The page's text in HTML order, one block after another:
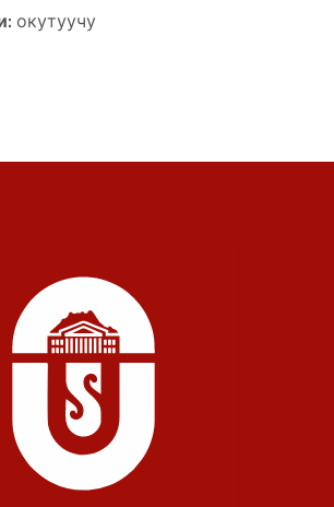
окутуучу